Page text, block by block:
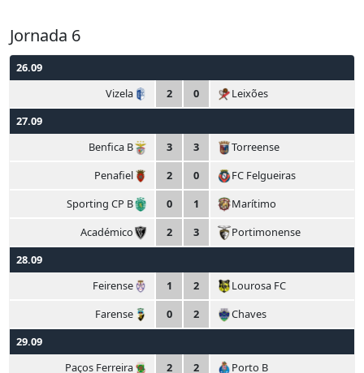
Jornada 6
26.09
Vizela
2 0
Leixões
27.09
Benfica B
3 3
Torreense
Penafiel
2 0
FC Felgueiras
Sporting CP B
0 1
Marítimo
Académico
2 3
Portimonense
28.09
Feirense
1 2
Lourosa FC
Farense
0 2
Chaves
29.09
Paços Ferreira
2 2
Porto B